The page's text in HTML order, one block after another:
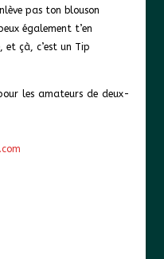
pas ton blouson
également t’en
et çà, c’est un Tip